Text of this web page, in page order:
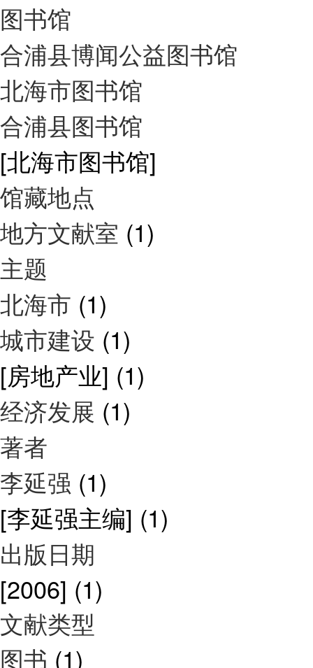
图书馆
合浦县博闻公益图书馆
北海市图书馆
合浦县图书馆
[北海市图书馆]
馆藏地点
地方文献室 (1)
主题
北海市 (1)
城市建设 (1)
[房地产业] (1)
经济发展 (1)
著者
李延强 (1)
[李延强主编] (1)
出版日期
[2006] (1)
文献类型
图书 (1)